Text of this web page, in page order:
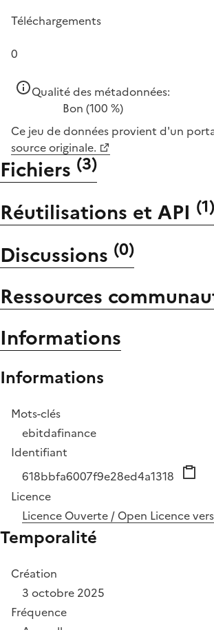
Téléchargements
0
Qualité des métadonnées:
Bon (100 %)
Ce jeu de données provient d'un
source originale.
Fichiers (3)
Réutilisations et API (1)
Discussions (0)
Ressources
Informations
Informations
Mots-clés
ebitdafinance
Identifiant
618bbfa6007f9e28ed4a1318
Licence
Licence Ouverte / Open Licence
Temporalité
Création
3 octobre 2025
Fréquence